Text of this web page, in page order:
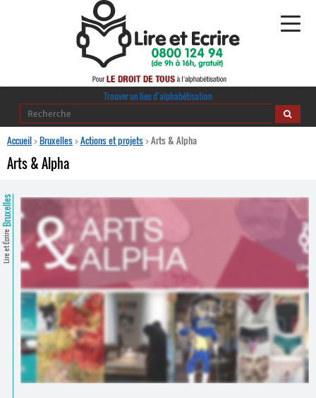
Alphabétisation
Regards croisés
·
Ressources pédagogiques
Comprendre et parler
Bienvenue en Belgique
Espace presse
Contacts
Trouver un lieu d’alphabétisation
Trouver un lieu d’alphabétisation
Accueil>Bruxelles>Actions et projets>Arts & Alpha
Arts & Alpha
Lire et Écrire
Bruxelles